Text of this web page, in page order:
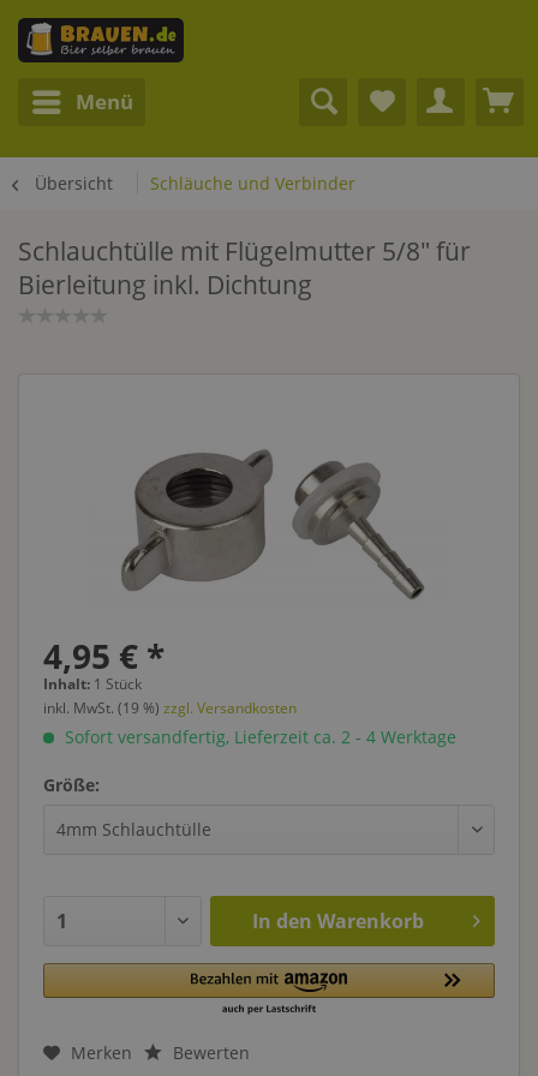
Menü
Übersicht Schläuche und Verbinder
Schlauchtülle mit Flügelmutter 5/8" für
Bierleitung inkl. Dichtung
4,95 € *
Inhalt: 1 Stück
inkl. MwSt. (19 %) zzgl. Versandkosten
Sofort versandfertig, Lieferzeit ca. 2 - 4 Werktage
Größe:
In den Warenkorb
Merken Bewerten